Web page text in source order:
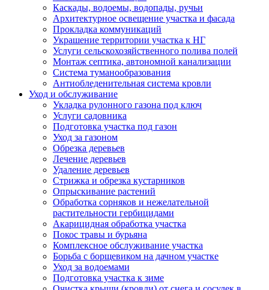
Каскады, водоемы, водопады, ручьи
Архитектурное освещение участка и фасада
Прокладка коммуникаций
Украшение территории участка к НГ
Услуги сельскохозяйственного полива полей
Монтаж септика, автономной канализации
Система туманообразования
Антиобледенительная система кровли
Уход и обслуживание
Укладка рулонного газона под ключ
Услуги садовника
Подготовка участка под газон
Уход за газоном
Обрезка деревьев
Лечение деревьев
Удаление деревьев
Стрижка и обрезка кустарников
Опрыскивание растений
Обработка сорняков и нежелательной
растительности гербицидами
Акарицидная обработка участка
Покос травы и бурьяна
Комплексное обслуживание участка
Борьба с борщевиком на дачном участке
Уход за водоемами
Подготовка участка к зиме